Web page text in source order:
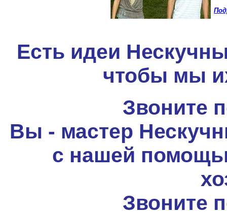
Есть идеи
чтобы мы
Звоните
Вы - мастер
с нашей
Звоните